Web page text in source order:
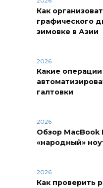
Как
графического
зимовке в Азии
2026
Какие
галтовки
2026
Обзор MacBook
«народный»
2026
Как проверить